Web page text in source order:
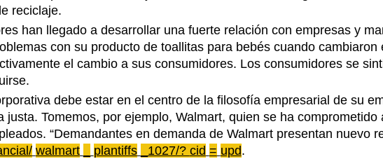
reciclaje.
han llegado a desarrollar una fuerte relación con empresas y
con su producto de toallitas para bebés cuando
el cambio a sus consumidores. Los consumidores se
debe estar en el centro de la filosofía empresarial de su
Tomemos, por ejemplo, Walmart, quien se ha
“Demandantes en demanda de Walmart presentan nuevo
walmart plantiffs _1027/? cid = upd.